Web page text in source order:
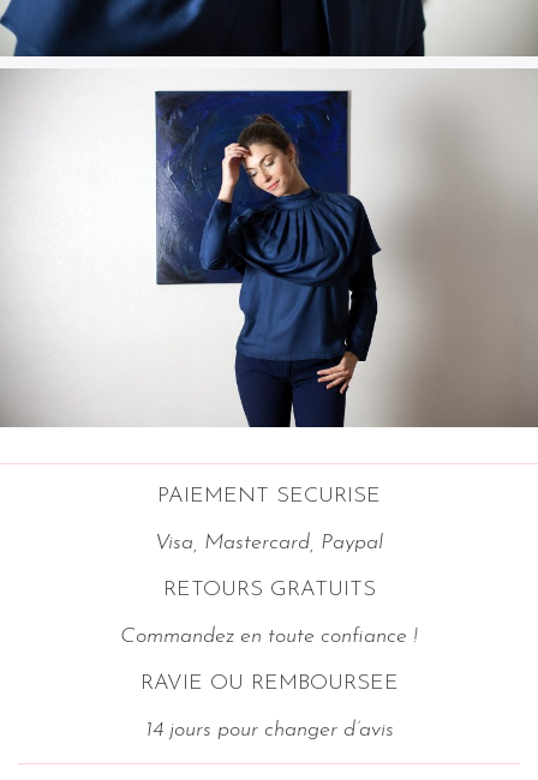
PAIEMENT SECURISE
Visa, Mastercard, Paypal
RETOURS GRATUITS
Commandez en toute confiance !
RAVIE OU REMBOURSEE
14 jours pour changer d’avis